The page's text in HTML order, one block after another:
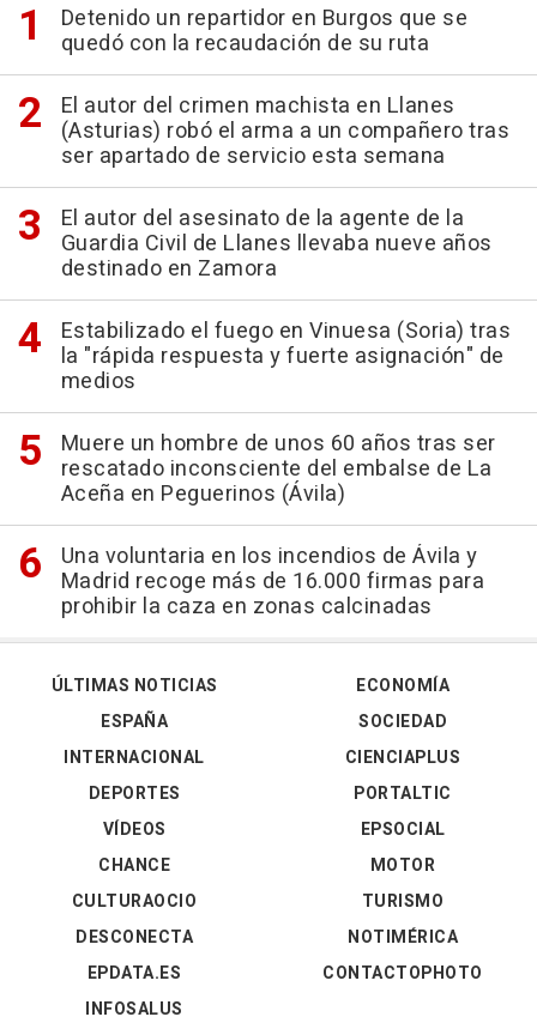
Detenido un repartidor en Burgos que se
quedó con la recaudación de su ruta
El autor del crimen machista en Llanes
(Asturias) robó el arma a un compañero tras
ser apartado de servicio esta semana
El autor del asesinato de la agente de la
Guardia Civil de Llanes llevaba nueve años
destinado en Zamora
Estabilizado el fuego en Vinuesa (Soria) tras
la "rápida respuesta y fuerte asignación" de
medios
Muere un hombre de unos 60 años tras ser
rescatado inconsciente del embalse de La
Aceña en Peguerinos (Ávila)
Una voluntaria en los incendios de Ávila y
Madrid recoge más de 16.000 firmas para
prohibir la caza en zonas calcinadas
ÚLTIMAS NOTICIAS
ESPAÑA
INTERNACIONAL
DEPORTES
VÍDEOS
ECONOMÍA
SOCIEDAD
CIENCIAPLUS
PORTALTIC
EPSOCIAL
CHANCE
CULTURAOCIO
DESCONECTA
EPDATA.ES
INFOSALUS
MOTOR
TURISMO
NOTIMÉRICA
CONTACTOPHOTO